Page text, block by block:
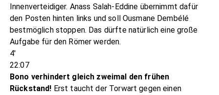
Innenverteidiger. Anass Salah-Eddine übernimmt dafür
den Posten hinten links und soll Ousmane Dembélé
bestmöglich stoppen. Das dürfte natürlich eine große
Aufgabe für den Römer werden.
4'
22:07
Bono verhindert gleich zweimal den frühen
Rückstand! Erst taucht der Torwart gegen einen